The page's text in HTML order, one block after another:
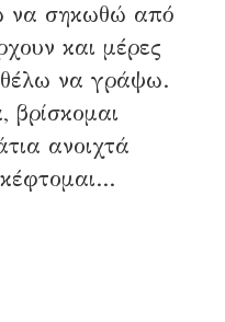
να σηκωθώ από
και μέρες
να γράψω.
ανοιχτά